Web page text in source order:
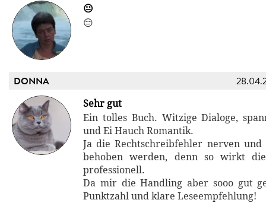
😐
😑
DONNA
Sehr gut
Ein tolles Buch. Witzige Dialoge,
und Ei Hauch Romantik.
Ja die Rechtschreibfehler nerven
behoben werden, denn so wirkt
professionell.
Da mir die Handling aber sooo gut
Punktzahl und klare Leseempfehlung!